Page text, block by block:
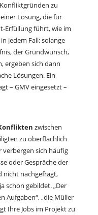
zu
Lösung, die für
Erfüllung führt, wie im
jedem Fall: solange
der Grundwunsch,
ergeben sich dann
Lösungen. Ein
– GMV eingesetzt –
zwischen
zu oberflächlich
sich häufig
oder Gespräche der
nicht nachgefragt,
schon gebildet. „Der
Aufgaben“, „die Müller
Ihre Jobs im Projekt zu